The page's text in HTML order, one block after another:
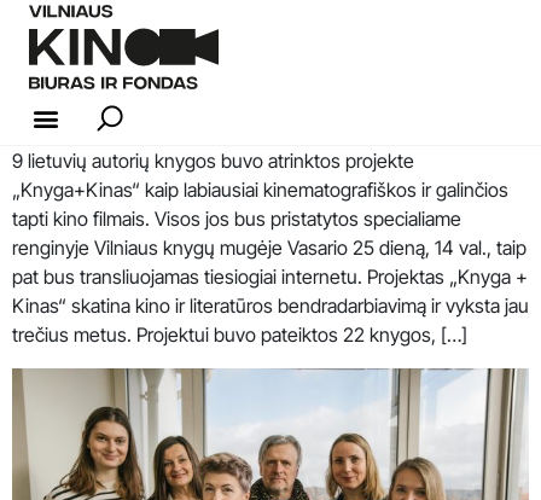
9 lietuvių autorių knygos buvo atrinktos projekte
„Knyga+Kinas“ kaip labiausiai kinematografiškos ir galinčios
tapti kino filmais. Visos jos bus pristatytos specialiame
renginyje Vilniaus knygų mugėje Vasario 25 dieną, 14 val., taip
pat bus transliuojamas tiesiogiai internetu. Projektas „Knyga +
Kinas“ skatina kino ir literatūros bendradarbiavimą ir vyksta jau
trečius metus. Projektui buvo pateiktos 22 knygos, […]